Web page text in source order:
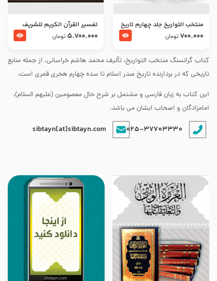
کتاب گرانسنگ منتخب التواريخ، تألیف محمد هاشم خراسانی، از جمله منابع
تاریخی که در بردارنده تاریخ صدر اسلام تا سده چهارم هجری قمری است.
این کتاب به زبان فارسی و مشتمل بر شرح حال معصومین (علیهم السلام)،
امامزادگان و اصحاب ایشان می باشد.
025-37703330
sibtayn[at]sibtayn.com
منتخب التواریخ جلد چهارم تاریخ
امام زین العابدین و امام محمد
700.000 تومان
تفسير القرآن الكريم للشريف
المرتضي قدس سرّه
5.700.000 تومان